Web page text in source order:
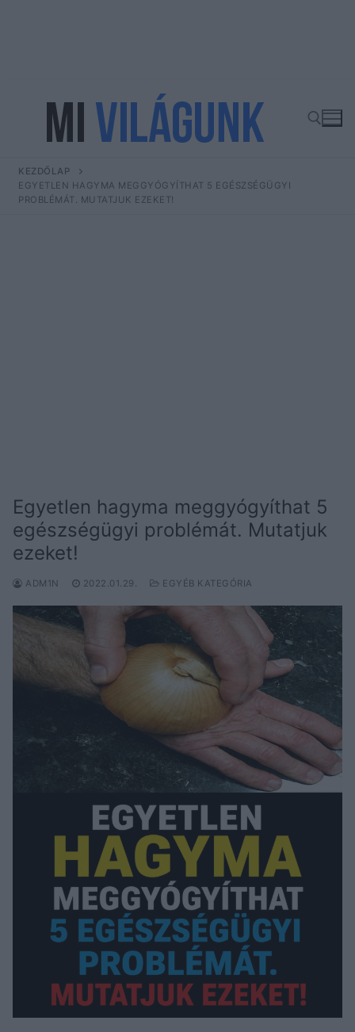
tartalomra
Keresése:
KEZDŐLAP
EGYETLEN HAGYMA MEGGYÓGYÍTHAT 5 EGÉSZSÉGÜGYI
PROBLÉMÁT. MUTATJUK EZEKET!
Egyetlen hagyma meggyógyíthat 5
egészségügyi problémát. Mutatjuk
ezeket!
ADM1N 2022.01.29. EGYÉB KATEGÓRIA